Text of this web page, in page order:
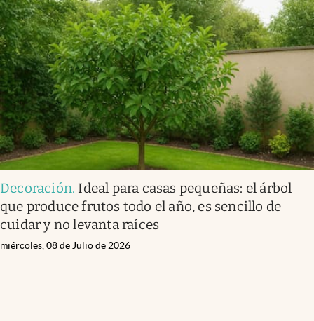
Decoración. Ideal para casas pequeñas: el árbol
que produce frutos todo el año, es sencillo de
cuidar y no levanta raíces
miércoles, 08 de Julio de 2026